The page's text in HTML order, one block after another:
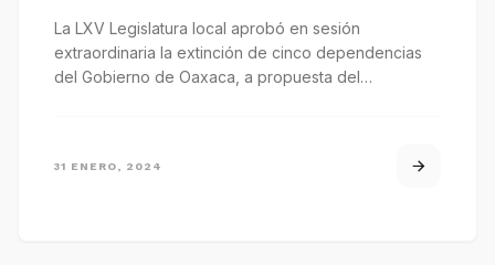
La LXV Legislatura local aprobó en sesión
extraordinaria la extinción de cinco dependencias
del Gobierno de Oaxaca, a propuesta del…
31 ENERO, 2024